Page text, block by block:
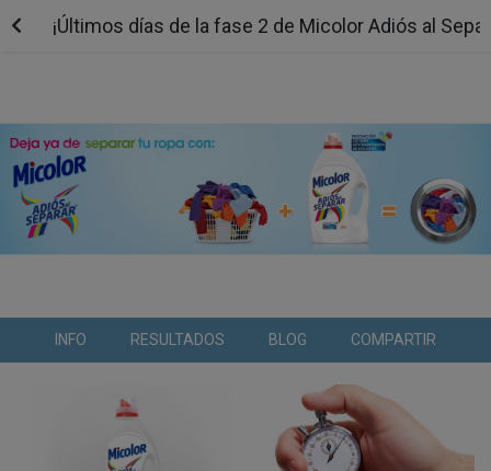
¡Últimos días de la fase 2 de Micolor Adiós al
INFO RESULTADOS BLOG COMPARTIR